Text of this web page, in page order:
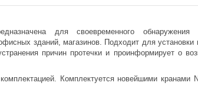
для своевременного
зданий, магазинов. Подходит для установки
причин протечки и проинформирует о
Комплектуется новейшими